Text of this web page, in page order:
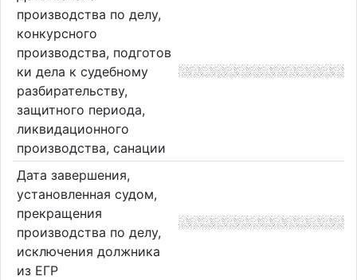
производства по делу,
конкурсного
производства, подготов
ки дела к судебному
разбирательству,
защитного периода,
ликвидационного
производства, санации
Дата завершения,
установленная судом,
прекращения
производства по делу,
исключения должника
из ЕГР